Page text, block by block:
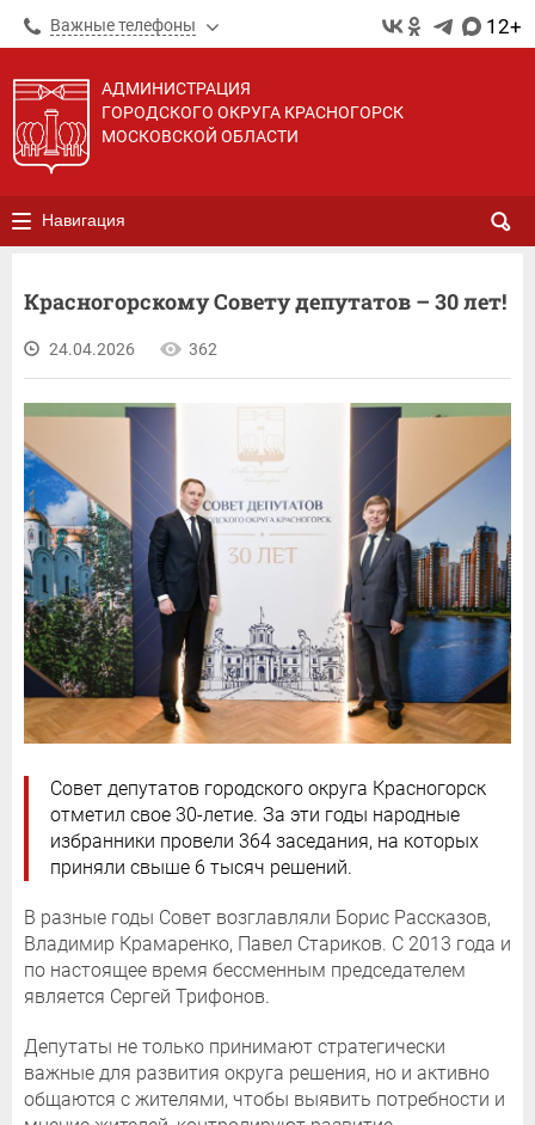
Важные телефоны 12+
АДМИНИСТРАЦИЯ
ГОРОДСКОГО ОКРУГА КРАСНОГОРСК
МОСКОВСКОЙ ОБЛАСТИ
Навигация
Красногорскому Совету депутатов – 30 лет!
24.04.2026 362
Совет депутатов городского округа Красногорск
отметил свое 30-летие. За эти годы народные
избранники провели 364 заседания, на которых
приняли свыше 6 тысяч решений.
В разные годы Совет возглавляли Борис Рассказов,
Владимир Крамаренко, Павел Стариков. С 2013 года и
по настоящее время бессменным председателем
является Сергей Трифонов.
Депутаты не только принимают стратегически
важные для развития округа решения, но и активно
общаются с жителями, чтобы выявить потребности и